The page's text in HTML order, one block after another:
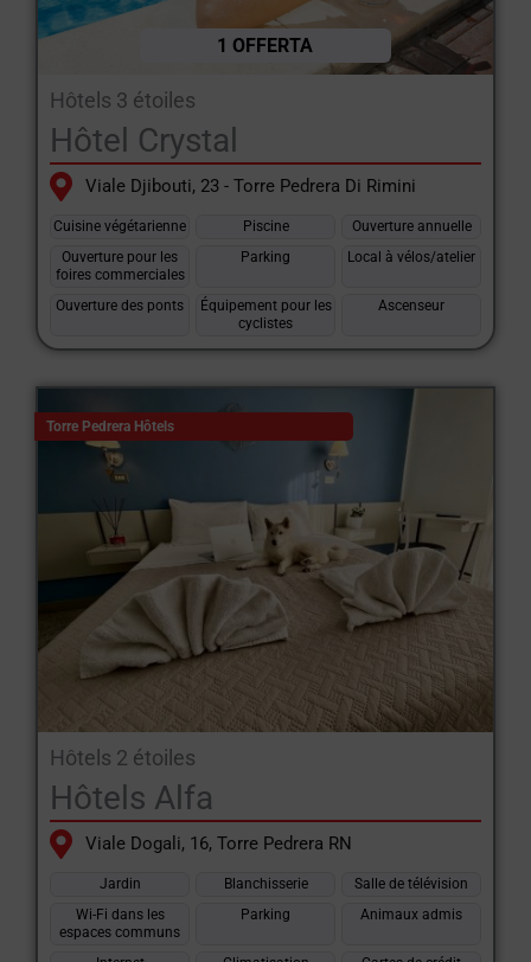
vacances à la plage confortables et agréables.
hôtels à Torre Pedrera di Rimini
sont idéales pour
ceux qui recherchent des vacances à la plage avec des
bonne nourriture et une atmosphère animée mais détendue,
avec la plage et l'amusement sur le pas de la porte.
1 OFFERTA
Hôtels 3 étoiles
Hôtel Crystal
Viale Djibouti, 23 - Torre Pedrera Di Rimini
Cuisine végétarienne Piscine
Ouverture annuelle
Ouverture pour les
foires commerciales
Parking Local à vélos/atelier
Ouverture des ponts
Équipement pour les
cyclistes
Ascenseur
Torre Pedrera Hôtels
Hôtels 2 étoiles
Hôtels Alfa
Viale Dogali, 16, Torre Pedrera RN
Jardin Blanchisserie
Salle de télévision
Wi-Fi dans les
espaces communs
Parking Animaux admis